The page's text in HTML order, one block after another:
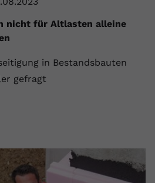
nicht für Altlasten alleine
in Bestandsbauten
gefragt